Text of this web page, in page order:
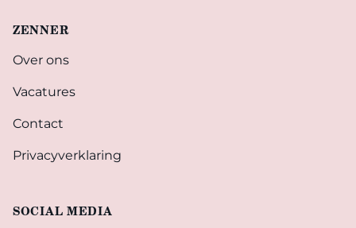
ZENNER
Over ons
Vacatures
Contact
Privacyverklaring
SOCIAL MEDIA